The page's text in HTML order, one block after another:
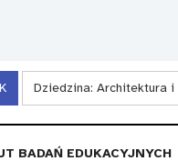
Dziedzina: Architektura i
BADAŃ EDUKACYJNYCH